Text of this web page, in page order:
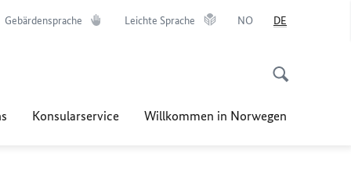
Gebärdensprache Leichte Sprache NO DE
Konsularservice Willkommen in Norwegen